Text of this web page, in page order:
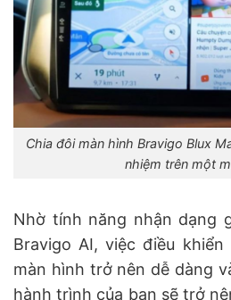
Chia đôi màn hình Bravigo Blux
nhiệm trên một
Nhờ tính năng nhận dạng
Bravigo AI, việc điều
màn hình trở nên dễ dàng
hành trình của bạn sẽ trở